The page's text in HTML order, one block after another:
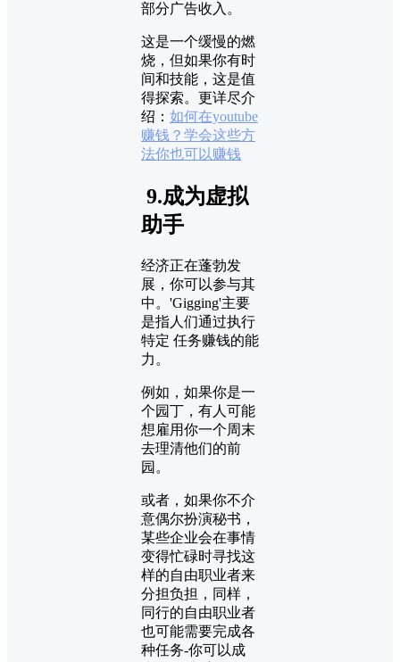
部分广告收入。
这是一个缓慢的燃
烧，但如果你有时
间和技能，这是值
得探索。更详尽介
绍： 如何在youtube
赚钱？学会这些方
法你也可以赚钱
9.成为虚拟
助手
经济正在蓬勃发
展，你可以参与其
中。'Gigging'主要
是指人们通过执行
特定​​ 任务赚钱的能
力。
例如，如果你是一
个园丁，有人可能
想雇用你一个周末
去理清他们的前
园。
或者，如果你不介
意偶尔扮演秘书，
某些企业会在事情
变得忙碌时寻找这
样的自由职业者来
分担负担，同样，
同行的自由职业者
也可能需要完成各
种任务-你可以成